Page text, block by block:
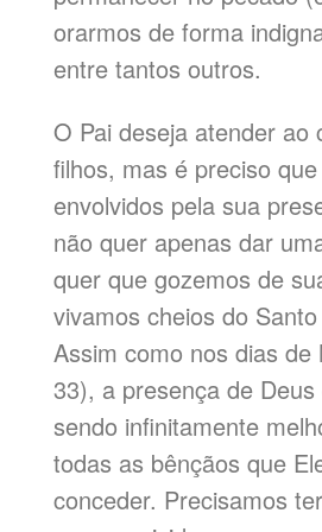
orarmos de forma
entre tantos outros.
O Pai deseja atender ao
filhos, mas é preciso
envolvidos pela sua
não quer apenas dar
quer que gozemos de
vivamos cheios do
Assim como nos dias de
33), a presença de
sendo infinitamente
todas as bênçãos que
conceder. Precisamos